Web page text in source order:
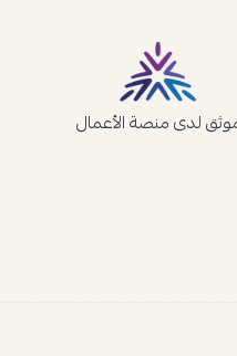
لدى منصة الأعمال